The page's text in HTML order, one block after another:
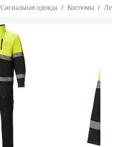
Сигнальная одежда / Костюмы /